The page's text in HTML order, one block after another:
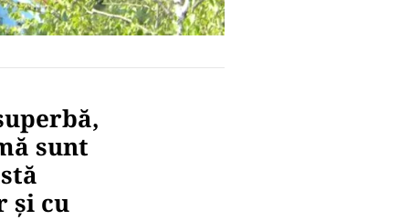
sunt
și cu